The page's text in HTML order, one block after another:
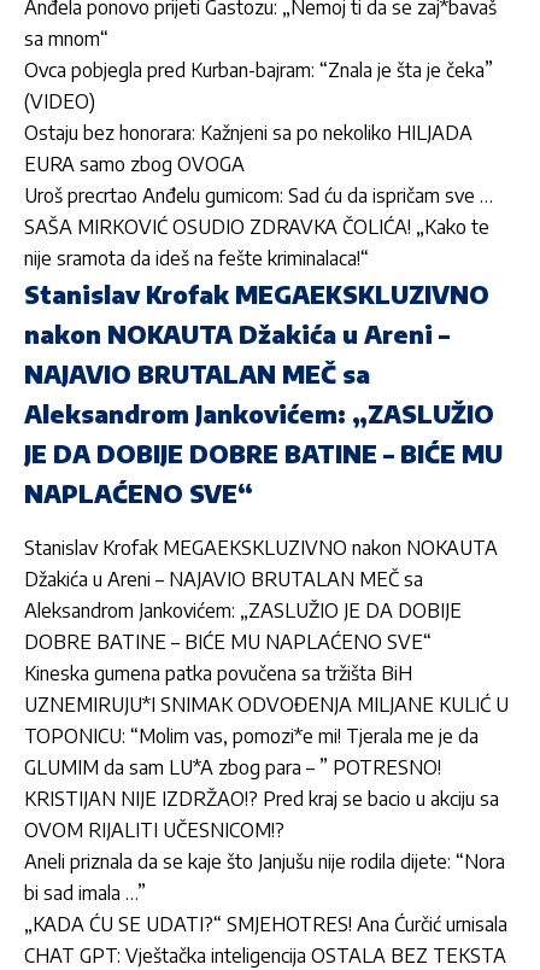
Anđela ponovo prijeti Gastozu: „Nemoj ti da se zaj*bavaš
sa mnom“
Ovca pobjegla pred Kurban-bajram: “Znala je šta je čeka”
(VIDEO)
Ostaju bez honorara: Kažnjeni sa po nekoliko HILJADA
EURA samo zbog OVOGA
Uroš precrtao Anđelu gumicom: Sad ću da ispričam sve …
SAŠA MIRKOVIĆ OSUDIO ZDRAVKA ČOLIĆA! „Kako te
nije sramota da ideš na fešte kriminalaca!“
Stanislav Krofak MEGAEKSKLUZIVNO
nakon NOKAUTA Džakića u Areni –
NAJAVIO BRUTALAN MEČ sa
Aleksandrom Jankovićem: „ZASLUŽIO
JE DA DOBIJE DOBRE BATINE – BIĆE MU
NAPLAĆENO SVE“
Stanislav Krofak MEGAEKSKLUZIVNO nakon NOKAUTA
Džakića u Areni – NAJAVIO BRUTALAN MEČ sa
Aleksandrom Jankovićem: „ZASLUŽIO JE DA DOBIJE
DOBRE BATINE – BIĆE MU NAPLAĆENO SVE“
Kineska gumena patka povučena sa tržišta BiH
UZNEMIRUJU*I SNIMAK ODVOĐENJA MILJANE KULIĆ U
TOPONICU: “Molim vas, pomozi*e mi! Tjerala me je da
GLUMIM da sam LU*A zbog para – ” POTRESNO!
KRISTIJAN NIJE IZDRŽAO!? Pred kraj se bacio u akciju sa
OVOM RIJALITI UČESNICOM!?
Aneli priznala da se kaje što Janjušu nije rodila dijete: “Nora
bi sad imala …”
„KADA ĆU SE UDATI?“ SMJEHOTRES! Ana Ćurčić urnisala
CHAT GPT: Vještačka inteligencija OSTALA BEZ TEKSTA